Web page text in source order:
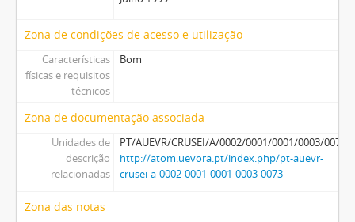
Zona de condições de acesso e utilização
Características
físicas e requisitos
técnicos
Bom
Zona de documentação associada
Unidades de
descrição
relacionadas
PT/AUEVR/CRUSEI/A/0002/0001/0001/0003/0073
http://atom.uevora.pt/index.php/pt-auevr-
crusei-a-0002-0001-0001-0003-0073
Zona das notas